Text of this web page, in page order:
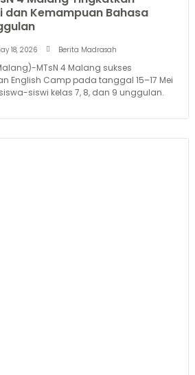
dan Kemampuan Bahasa
18, 2026 Berita Madrasah
MTsN 4 Malang sukses
English Camp pada tanggal 15–17 Mei
siswi kelas 7, 8, dan 9 unggulan.